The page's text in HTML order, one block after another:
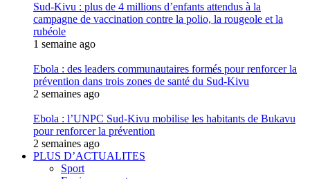
Sud-Kivu : plus de 4 millions d’enfants attendus à la
campagne de vaccination contre la polio, la rougeole et la
rubéole
1 semaine ago
Ebola : des leaders communautaires formés pour renforcer la
prévention dans trois zones de santé du Sud-Kivu
2 semaines ago
Ebola : l’UNPC Sud-Kivu mobilise les habitants de Bukavu
pour renforcer la prévention
2 semaines ago
PLUS D’ACTUALITES
Sport